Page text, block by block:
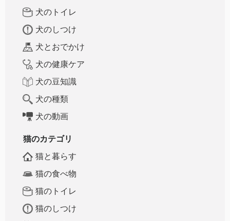
犬のトイレ
犬のしつけ
犬とおでかけ
犬の健康ケア
犬の豆知識
犬の種類
犬の動画
猫のカテゴリ
猫と暮らす
猫の食べ物
猫のトイレ
猫のしつけ